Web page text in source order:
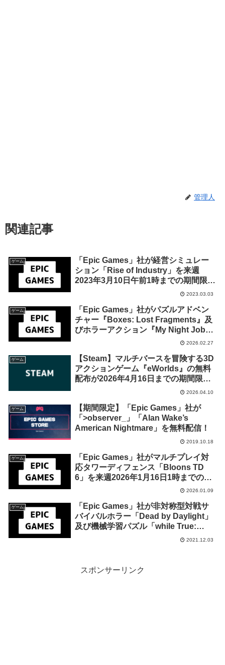
管理人
関連記事
ゲーム
「Epic Games」社が経営シミュレー
ション「Rise of Industry」を来週
2023年3月10日午前1時までの期間限定
2023.03.03
ゲーム
「Epic Games」社がパズルアドベン
チャー『Boxes: Lost Fragments』及
びホラーアクション『My Night Job』
を来週2026年3月6日1時までの期間限
2026.02.27
ゲーム
【Steam】マルチバースを冒険する3D
アクションゲーム『eWorlds』の無料
配布が2026年4月16日までの期間限定
2026.04.10
ゲーム
【期間限定】「Epic Games」社が
「>observer_」「Alan Wake’s
American Nightmare」を無料配信！
2019.10.18
ゲーム
「Epic Games」社がマルチプレイ対
応タワーディフェンス「Bloons TD
6」を来週2026年1月16日1時までの期
2026.01.09
ゲーム
「Epic Games」社が非対称型対戦サ
バイバルホラー「Dead by Daylight」
及び機械学習パズル「while True:
learn()」を来週2021年12月10日午前1
2021.12.03
スポンサーリンク